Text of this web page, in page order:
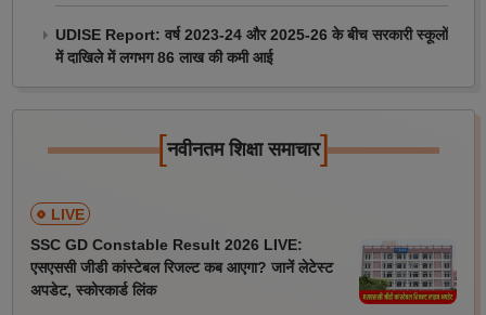
UDISE Report: वर्ष 2023-24 और 2025-26 के बीच सरकारी स्कूलों
में दाखिले में लगभग 86 लाख की कमी आई
[नवीनतम शिक्षा समाचार]
LIVE
SSC GD Constable Result 2026 LIVE:
एसएससी जीडी कांस्टेबल रिजल्ट कब आएगा? जानें लेटेस्ट
अपडेट, स्कोरकार्ड लिंक